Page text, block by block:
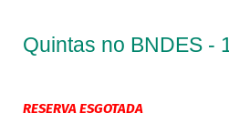
Quintas no BNDES -
RESERVA ESGOTADA